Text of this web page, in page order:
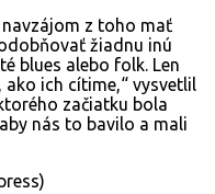
z toho mať
žiadnu inú
blues alebo folk. Len
ich cítime,“ vysvetlil
začiatku bola
nás to bavilo a mali